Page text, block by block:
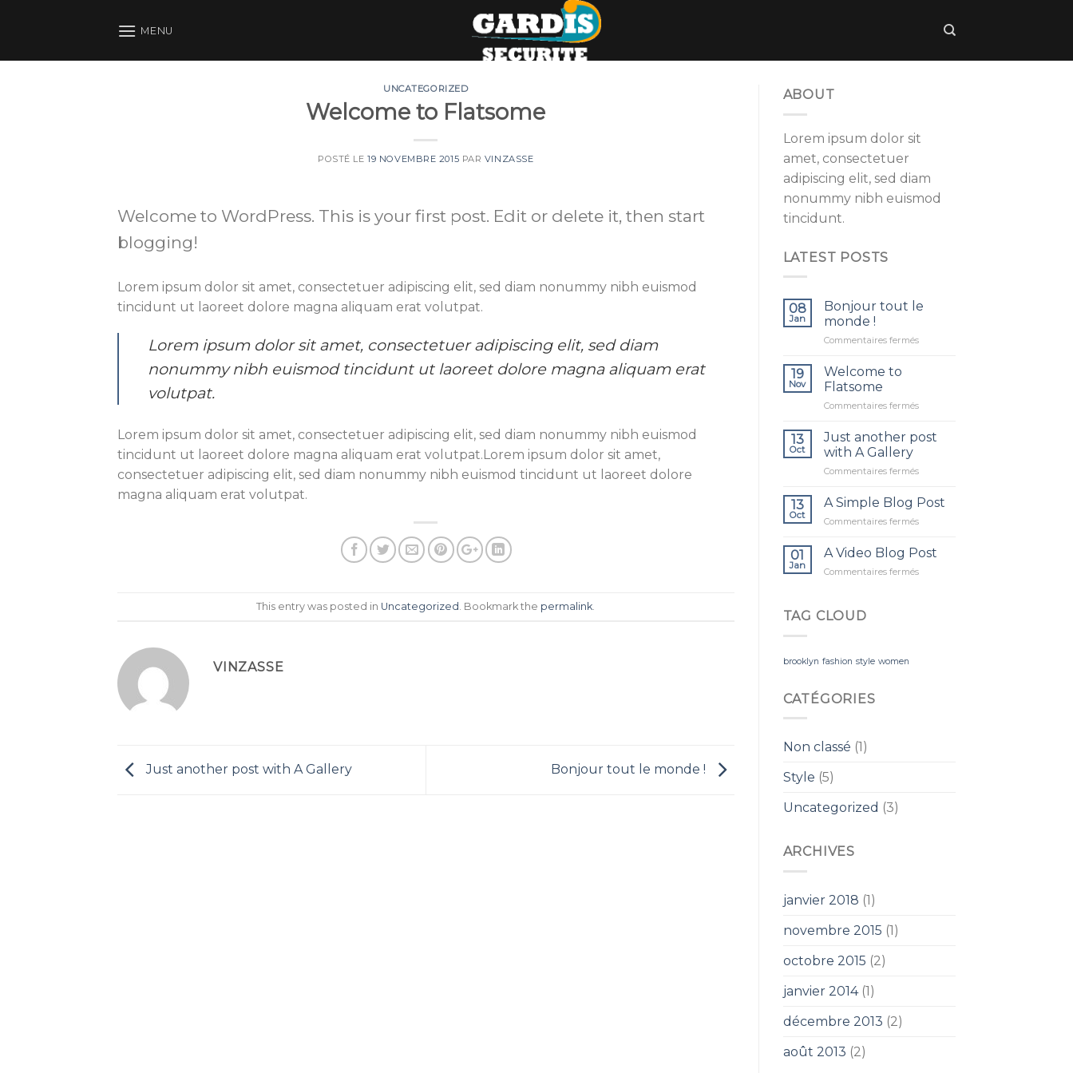
MENU
UNCATEGORIZED
Welcome to Flatsome
POSTÉ LE19 NOVEMBRE 2015 PAR VINZASSE
Welcome to WordPress. This is your first post. Edit or delete it, then start
blogging!
Lorem ipsum dolor sit amet, consectetuer adipiscing elit, sed diam nonummy nibh euismod
tincidunt ut laoreet dolore magna aliquam erat volutpat.
Lorem ipsum dolor sit amet, consectetuer adipiscing elit, sed diam
nonummy nibh euismod tincidunt ut laoreet dolore magna aliquam erat
volutpat.
Lorem ipsum dolor sit amet, consectetuer adipiscing elit, sed diam nonummy nibh euismod
tincidunt ut laoreet dolore magna aliquam erat volutpat.Lorem ipsum dolor sit amet,
consectetuer adipiscing elit, sed diam nonummy nibh euismod tincidunt ut laoreet dolore
magna aliquam erat volutpat.
This entry was posted in Uncategorized . Bookmark the permalink
VINZASSE
Just another post with A Gallery Bonjour tout le monde !
ABOUT
Lorem ipsum dolor sit
amet, consectetuer
adipiscing elit, sed diam
nonummy nibh euismod
tincidunt.
LATEST POSTS
08
Jan
Bonjour tout le
monde !
Commentaires ferméssur
19
Nov
Welcome to
Flatsome
Commentaires ferméssur
to
13
Oct
Just another post
with A Gallery
Commentaires ferméssur
another
with
Gallery
13
Oct
A Simple Blog Post
Commentaires ferméssur
Simple
Post
01
Jan
A Video Blog Post
Commentaires ferméssur
TAG CLOUD
brooklyn fashion style women
CATÉGORIES
Non classé (1)
Style (5)
Uncategorized (3)
ARCHIVES
janvier 2018 (1)
novembre 2015 (1)
octobre 2015 (2)
janvier 2014(1)
décembre 2013 (2)
août 2013 (2)